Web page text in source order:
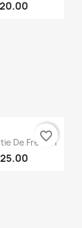
view
De Freslon
favorite_border